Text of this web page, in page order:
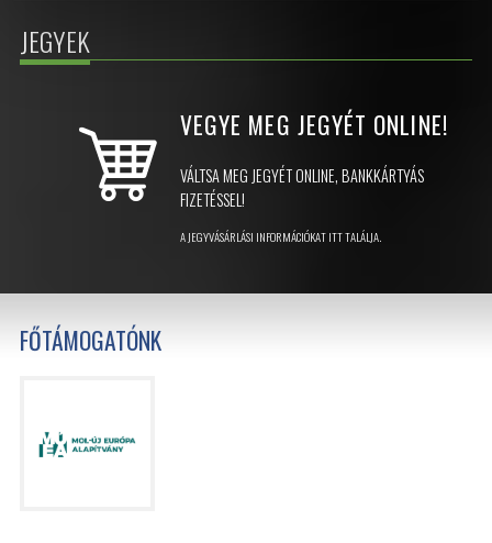
JEGYEK
VEGYE MEG JEGYÉT ONLINE!
VÁLTSA MEG JEGYÉT ONLINE, BANKKÁRTYÁS
FIZETÉSSEL!
A JEGYVÁSÁRLÁSI INFORMÁCIÓKAT ITT TALÁLJA.
FŐTÁMOGATÓNK